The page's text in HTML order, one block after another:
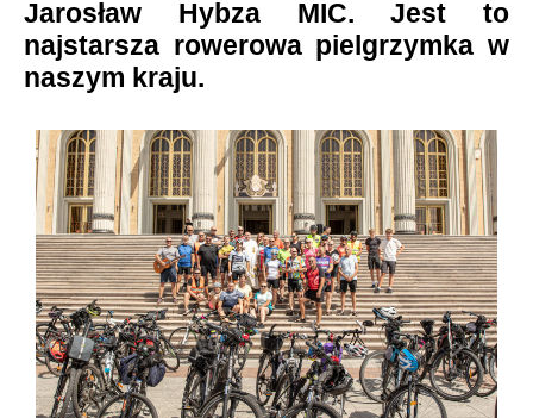
Jarosław Hybza MIC. Jest to
najstarsza rowerowa pielgrzymka w
naszym kraju.